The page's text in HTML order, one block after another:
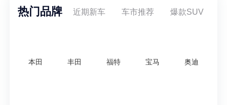
热门品牌 近期新车 车市推荐 爆款SUV
本田 丰田 福特 宝马 奥迪